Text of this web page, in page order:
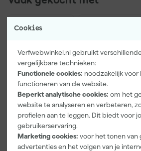
Cookies
Verfwebwinkel.nl gebruikt
vergelijkbare technieken:
Functionele cookies: noodzakelijk voor
functioneren van de website.
Beperkt analytische cookies: om het
website te analyseren en verbeteren,
profielen aan te leggen. Dit biedt voor
gebruikerservaring.
Marketing cookies: voor het tonen van
advertenties en het volgen van je
Hoeveel verf moet ik kopen?
Je berekent hoeveel verf je nodig hebt
delen door het rendement van deze verf.
deze verf is 12 m2 per liter. Dit is een
hebt meer verf nodig als de ondergrond
sterk zuigt. Ook over een donkere kleur of
het verbruik hoger.
Wijzonol AQUA Zijdeglans kopen bij
Paintura
Lucamax
Washi tape -
And Go
Verfbak -